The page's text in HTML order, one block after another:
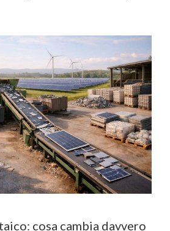
cosa cambia davvero